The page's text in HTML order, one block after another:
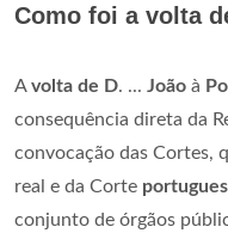
Como foi a volta
Avolta de D. ... João à
consequência direta da
convocação das Cortes,
real e da Corte
conjunto de órgãos